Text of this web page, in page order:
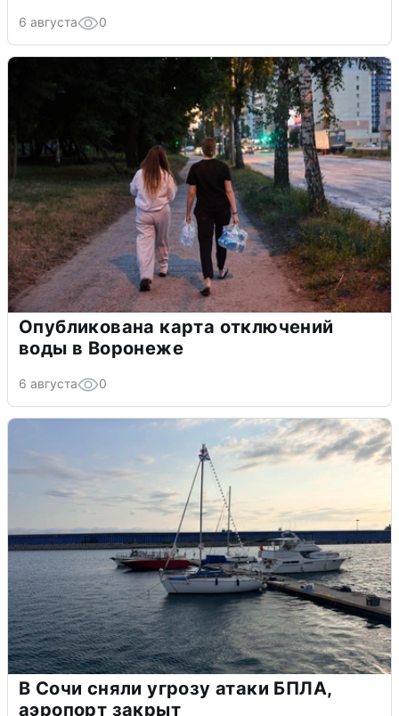
6 августа 0
Опубликована карта отключений
воды в Воронеже
6 августа 0
В Сочи сняли угрозу атаки БПЛА,
аэропорт закрыт